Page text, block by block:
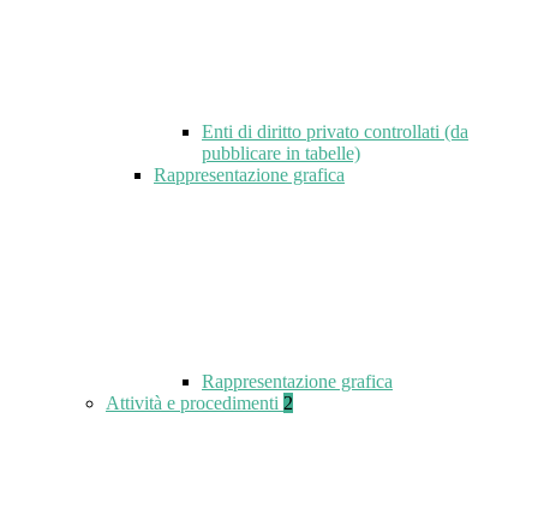
Enti di diritto privato controllati (da
pubblicare in tabelle)
Rappresentazione grafica
Rappresentazione grafica
Attività e procedimenti 2